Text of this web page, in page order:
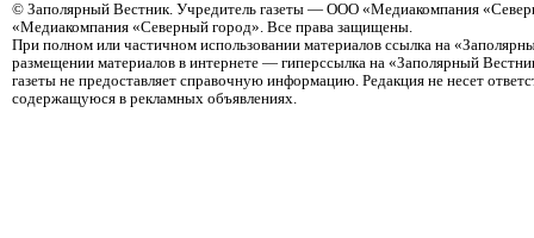
© Заполярный Вестник. Учредитель газеты — ООО «Медиакомпания
«Медиакомпания «Северный город». Все права защищены.
При полном или частичном использовании материалов ссылка на
размещении материалов в интернете — гиперссылка на «Заполярный
газеты не предоставляет справочную информацию. Редакция не несет
содержащуюся в рекламных объявлениях.